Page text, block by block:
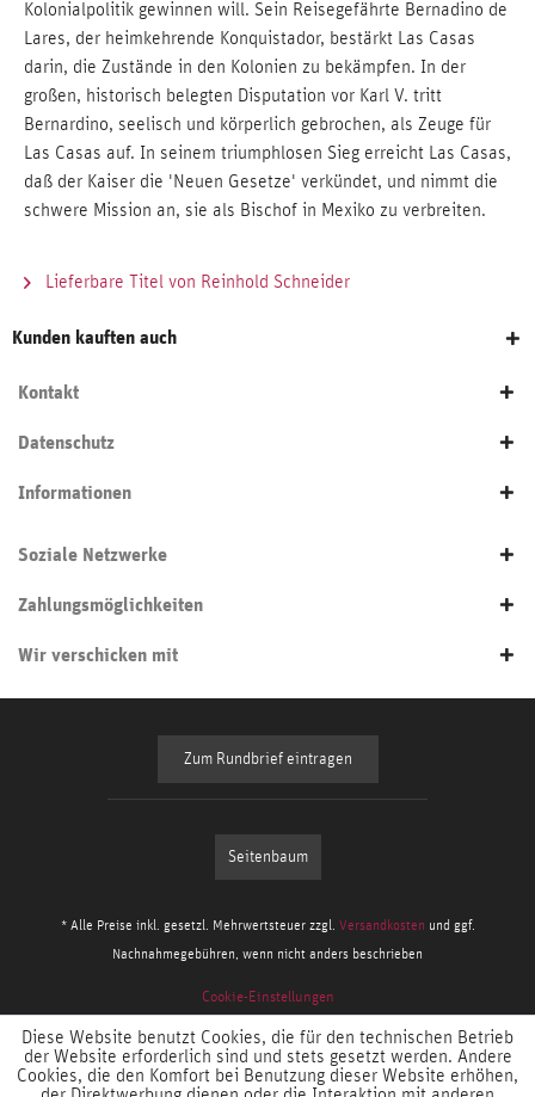
Kolonialpolitik gewinnen will. Sein Reisegefährte Bernadino de
Lares, der heimkehrende Konquistador, bestärkt Las Casas
darin, die Zustände in den Kolonien zu bekämpfen. In der
großen, historisch belegten Disputation vor Karl V. tritt
Bernardino, seelisch und körperlich gebrochen, als Zeuge für
Las Casas auf. In seinem triumphlosen Sieg erreicht Las Casas,
daß der Kaiser die 'Neuen Gesetze' verkündet, und nimmt die
schwere Mission an, sie als Bischof in Mexiko zu verbreiten.
Lieferbare Titel von Reinhold Schneider
Kunden kauften auch
Kontakt
Datenschutz
Informationen
Soziale Netzwerke
Zahlungsmöglichkeiten
Wir verschicken mit
Zum Rundbrief eintragen
Seitenbaum
* Alle Preise inkl. gesetzl. Mehrwertsteuer zzgl. Versandkosten und ggf.
Nachnahmegebühren, wenn nicht anders beschrieben
Cookie-Einstellungen
Diese Website benutzt Cookies, die für den technischen Betrieb
der Website erforderlich sind und stets gesetzt werden. Andere
Cookies, die den Komfort bei Benutzung dieser Website erhöhen,